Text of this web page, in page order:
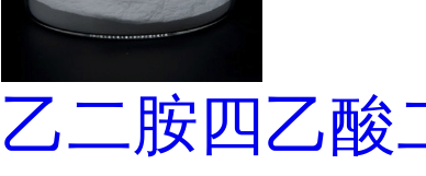
乙二胺四乙酸